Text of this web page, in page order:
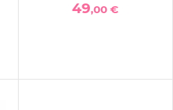
49,00 €